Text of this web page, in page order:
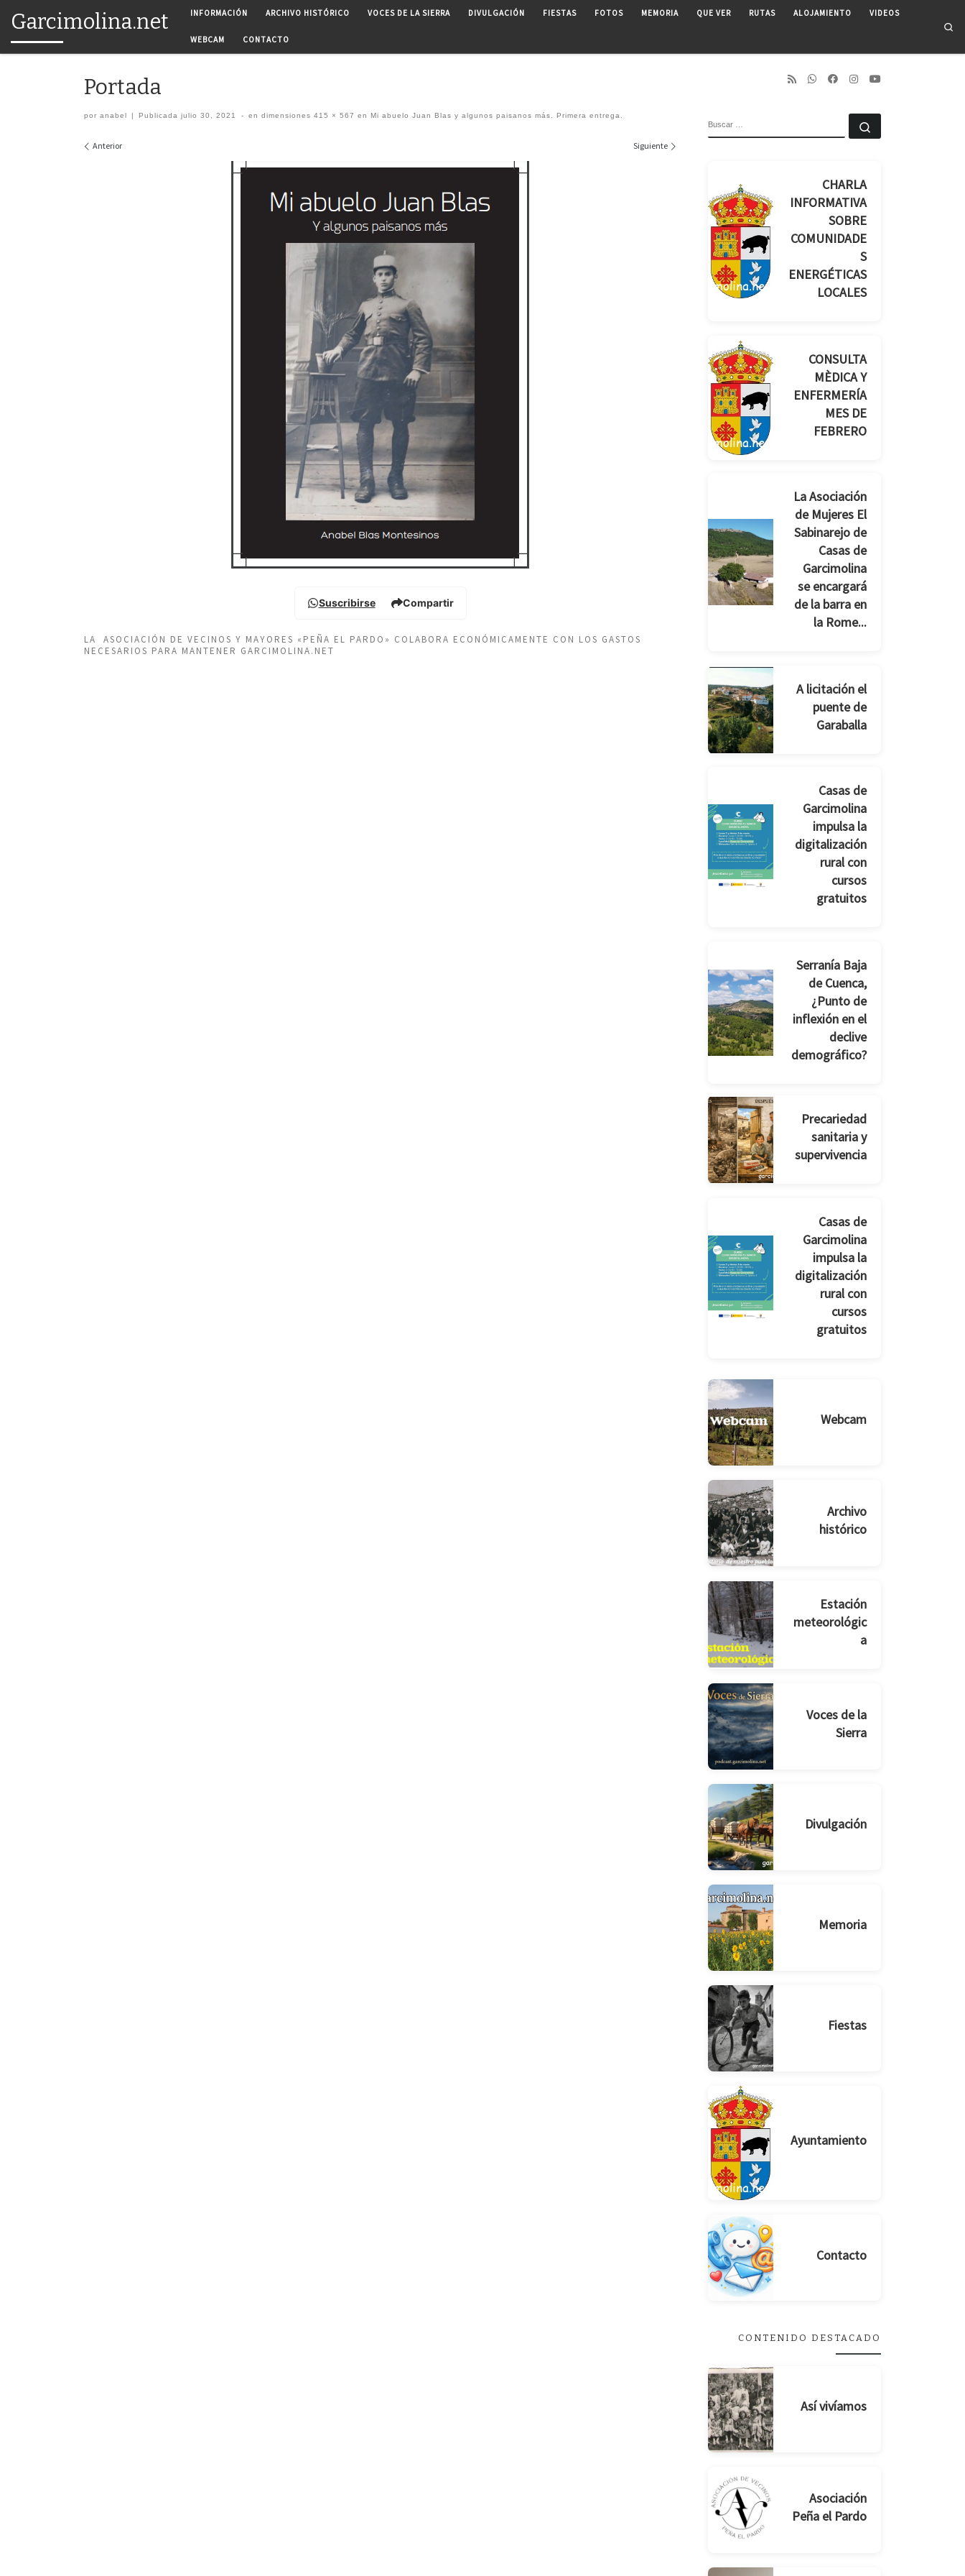
Saltar al contenido
Garcimolina.net INFORMACIÓN ARCHIVO HISTÓRICO VOCES DE LA SIERRA DIVULGACIÓN FIESTAS FOTOS MEMORIA QUE VER RUTAS ALOJAMIENTO VIDEOS
WEBCAM CONTACTO
Portada
por anabel | Publicadajulio 30, 2021 - en dimensiones 415 × 567 en Mi abuelo Juan Blas y algunos paisanos más. Primera entrega.
Navegación de imágenes
Anterior Siguiente
Suscribirse Compartir
LA ASOCIACIÓN DE VECINOS Y MAYORES «PEÑA EL PARDO» COLABORA ECONÓMICAMENTE CON LOS GASTOS
NECESARIOS PARA MANTENER GARCIMOLINA.NET
CHARLA
INFORMATIVA
SOBRE
COMUNIDADE
S
ENERGÉTICAS
LOCALES
CONSULTA
MÈDICA Y
ENFERMERÍA
MES DE
FEBRERO
La Asociación
de Mujeres El
Sabinarejo de
Casas de
Garcimolina
se encargará
de la barra en
la Rome...
A licitación el
puente de
Garaballa
Casas de
Garcimolina
impulsa la
digitalización
rural con
cursos
gratuitos
Serranía Baja
de Cuenca,
¿Punto de
inflexión en el
declive
demográfico?
Precariedad
sanitaria y
supervivencia
Casas de
Garcimolina
impulsa la
digitalización
rural con
cursos
gratuitos
Webcam
Archivo
histórico
Estación
meteorológic
a
Voces de la
Sierra
Divulgación
Memoria
Fiestas
Ayuntamiento
Contacto
CONTENIDO DESTACADO
Así vivíamos
Asociación
Peña el Pardo